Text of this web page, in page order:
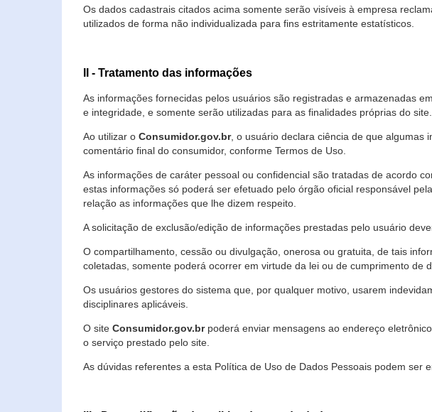
Os dados cadastrais citados acima somente serão visíveis à empresa
utilizados de forma não individualizada para fins estritamente estatísticos.
II - Tratamento das informações
As informações fornecidas pelos usuários são registradas e armazenadas
e integridade, e somente serão utilizadas para as finalidades próprias do site.
Ao utilizar o Consumidor.gov.br, o usuário declara ciência de que algumas
comentário final do consumidor, conforme Termos de Uso.
As informações de caráter pessoal ou confidencial são tratadas de acordo
estas informações só poderá ser efetuado pelo órgão oficial responsável
relação as informações que lhe dizem respeito.
A solicitação de exclusão/edição de informações prestadas pelo usuário
O compartilhamento, cessão ou divulgação, onerosa ou gratuita, de tais
coletadas, somente poderá ocorrer em virtude da lei ou de cumprimento de
Os usuários gestores do sistema que, por qualquer motivo, usarem
disciplinares aplicáveis.
O site Consumidor.gov.brpoderá enviar mensagens ao endereço
o serviço prestado pelo site.
As dúvidas referentes a esta Política de Uso de Dados Pessoais podem ser